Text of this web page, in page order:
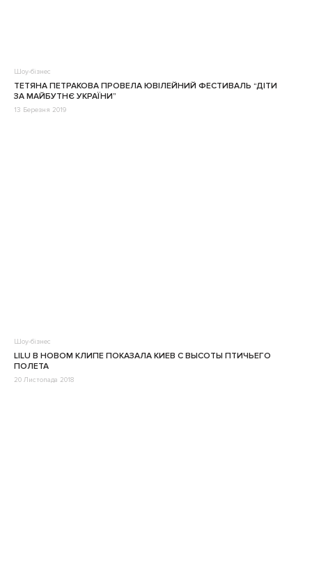
Шоу-бізнес
ТЕТЯНА ПЕТРАКОВА ПРОВЕЛА ЮВІЛЕЙНИЙ ФЕСТИВАЛЬ “ДІТИ
ЗА МАЙБУТНЄ УКРАЇНИ”
13 Березня 2019
Шоу-бізнес
LILU В НОВОМ КЛИПЕ ПОКАЗАЛА КИЕВ С ВЫСОТЫ ПТИЧЬЕГО
ПОЛЕТА
20 Листопада 2018